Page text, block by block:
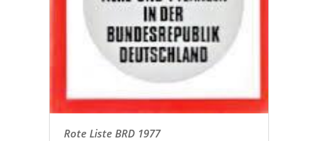
Rote Liste BRD 1977